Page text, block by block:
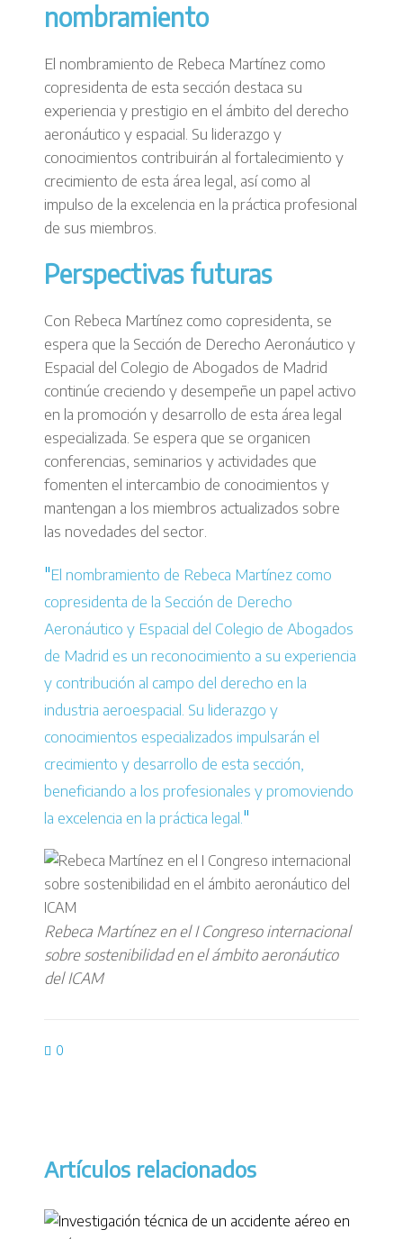
nombramiento
El nombramiento de Rebeca Martínez como
copresidenta de esta sección destaca su
experiencia y prestigio en el ámbito del derecho
aeronáutico y espacial. Su liderazgo y
conocimientos contribuirán al fortalecimiento y
crecimiento de esta área legal, así como al
impulso de la excelencia en la práctica profesional
de sus miembros.
Perspectivas futuras
Con Rebeca Martínez como copresidenta, se
espera que la Sección de Derecho Aeronáutico y
Espacial del Colegio de Abogados de Madrid
continúe creciendo y desempeñe un papel activo
en la promoción y desarrollo de esta área legal
especializada. Se espera que se organicen
conferencias, seminarios y actividades que
fomenten el intercambio de conocimientos y
mantengan a los miembros actualizados sobre
las novedades del sector.
El nombramiento de Rebeca Martínez como
copresidenta de la Sección de Derecho
Aeronáutico y Espacial del Colegio de Abogados
de Madrid es un reconocimiento a su experiencia
y contribución al campo del derecho en la
industria aeroespacial. Su liderazgo y
conocimientos especializados impulsarán el
crecimiento y desarrollo de esta sección,
beneficiando a los profesionales y promoviendo
la excelencia en la práctica legal.
Rebeca Martínez en el I Congreso internacional
sobre sostenibilidad en el ámbito aeronáutico
del ICAM
0
Artículos relacionados